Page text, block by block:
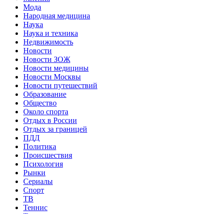
Мода
Народная медицина
Наука
Наука и техника
Недвижимость
Новости
Новости ЗОЖ
Новости медицины
Новости Москвы
Новости путешествий
Образование
Общество
Около спорта
Отдых в России
Отдых за границей
ПДД
Политика
Происшествия
Психология
Рынки
Сериалы
Спорт
ТВ
Теннис